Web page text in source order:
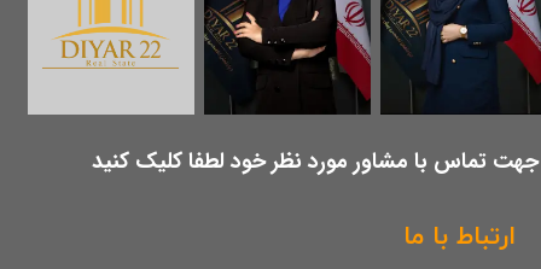
ارتباط با ما
​جهت تماس با مشاور مورد نظر خود لطفا کلیک کنید